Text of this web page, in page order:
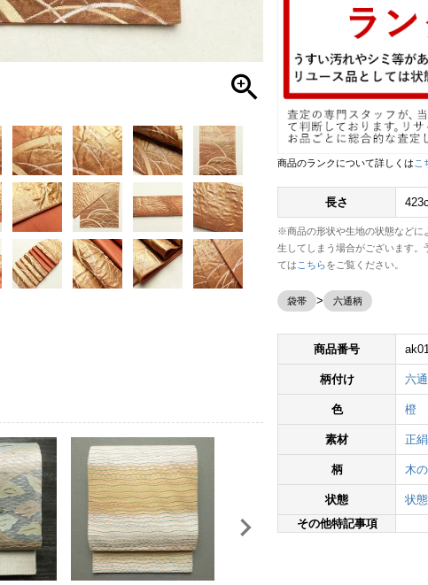
商品のランクについて詳しくは こ
長さ
※商品の形状や生地の状態などに
生してしまう場合がございます
ては こちらをご覧ください。
袋帯 六通柄
商品番号
柄付け 六
色 橙
素材 正絹
柄 木
状態
状
その他特記事項